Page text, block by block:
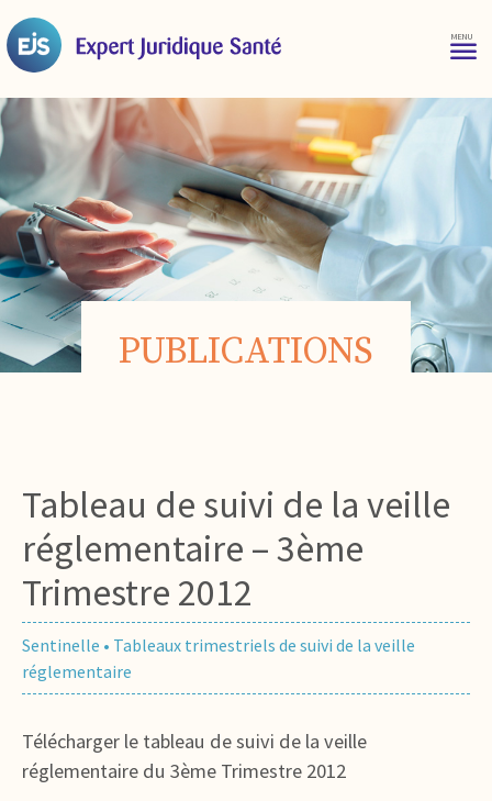
PUBLICATIONS
Tableau de suivi de la veille
réglementaire – 3ème
Trimestre 2012
Sentinelle • Tableaux trimestriels de suivi de la veille
réglementaire
Télécharger le tableau de suivi de la veille
réglementaire du 3ème Trimestre 2012